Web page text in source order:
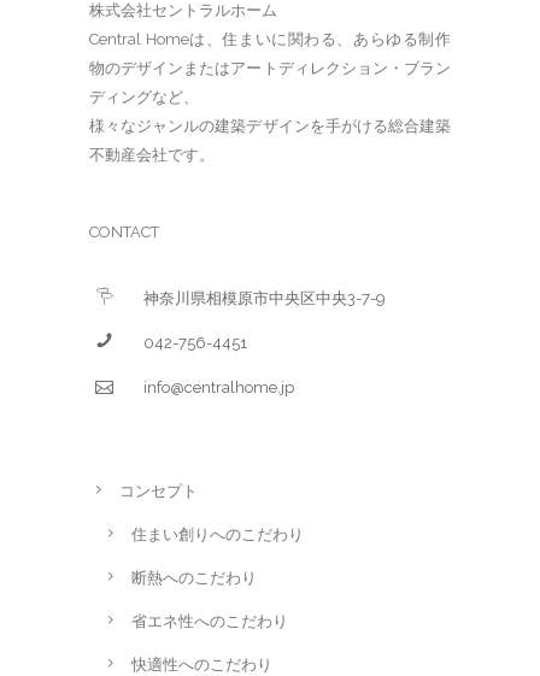
株式会社セントラルホーム
Central Homeは、住まいに関わる、あらゆる制作
物のデザインまたはアートディレクション・ブラン
ディングなど、
様々なジャンルの建築デザインを手がける総合建築
不動産会社です。
CONTACT
神奈川県相模原市中央区中央3-7-9
042-756-4451
info@centralhome.jp
コンセプト
住まい創りへのこだわり
断熱へのこだわり
省エネ性へのこだわり
快適性へのこだわり